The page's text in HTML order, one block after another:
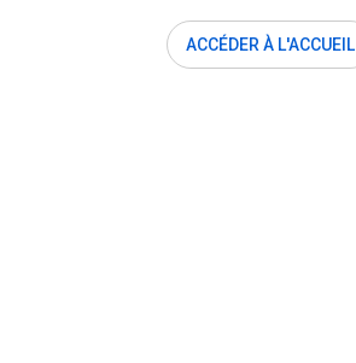
ACCÉDER À L'ACCUEIL